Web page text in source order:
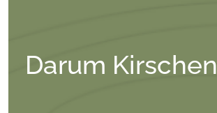
Darum Kirschen